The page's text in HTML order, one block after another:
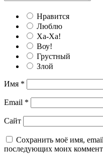
Нравится
Люблю
Ха-Ха!
Воу!
Грустный
Злой
Имя *
Email *
Сайт
Сохранить моё имя,
последующих моих